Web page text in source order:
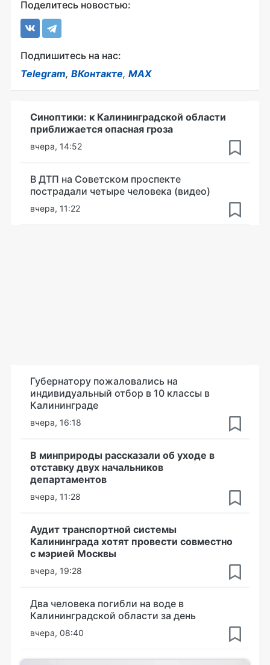
Поделитесь новостью:
Подпишитесь на нас:
Telegram, ВКонтакте, MAX
Синоптики: к Калининградской области
приближается опасная гроза
вчера, 14:52
В ДТП на Советском проспекте
пострадали четыре человека (видео)
вчера, 11:22
Губернатору пожаловались на
индивидуальный отбор в 10 классы в
Калининграде
вчера, 16:18
В минприроды рассказали об уходе в
отставку двух начальников
департаментов
вчера, 11:28
Аудит транспортной системы
Калининграда хотят провести совместно
с мэрией Москвы
вчера, 19:28
Два человека погибли на воде в
Калининградской области за день
вчера, 08:40